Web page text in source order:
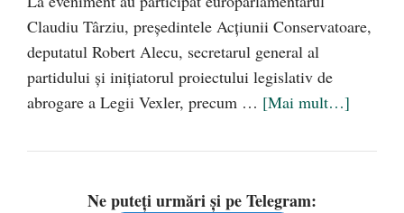
Claudiu Târziu, președintele Acțiunii Conservatoare,
deputatul Robert Alecu, secretarul general al
partidului și inițiatorul proiectului legislativ de
abrogare a Legii Vexler, precum … [Mai mult…]
Ne puteți urmări și pe Telegram: